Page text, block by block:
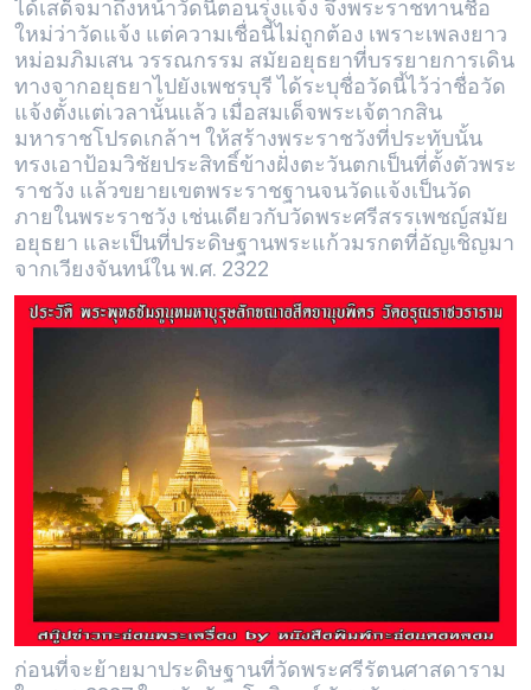
ได้เสด็จมาถึงหน้าวัดนี้ตอนรุ่งแจ้ง จึงพระราชทานชื่อ
ใหม่ว่าวัดแจ้ง แต่ความเชื่อนี้ไม่ถูกต้อง เพราะเพลงยาว
หม่อมภิมเสน วรรณกรรม สมัยอยุธยาที่บรรยายการเดิน
ทางจากอยุธยาไปยังเพชรบุรี ได้ระบุชื่อวัดนี้ไว้ว่าชื่อวัด
แจ้งตั้งแต่เวลานั้นแล้ว เมื่อสมเด็จพระเจ้ตากสิน
มหาราชโปรดเกล้าฯ ให้สร้างพระราชวังที่ประทับนั้น
ทรงเอาป้อมวิชัยประสิทธิ์ข้างฝั่งตะวันตกเป็นที่ตั้งตัวพระ
ราชวัง แล้วขยายเขตพระราชฐานจนวัดแจ้งเป็นวัด
ภายในพระราชวัง เช่นเดียวกับวัดพระศรีสรรเพชญ์สมัย
อยุธยา และเป็นที่ประดิษฐานพระแก้วมรกตที่อัญเชิญมา
จากเวียงจันทน์ใน พ.ศ. 2322
ก่อนที่จะย้ายมาประดิษฐานที่วัดพระศรีรัตนศาสดาราม